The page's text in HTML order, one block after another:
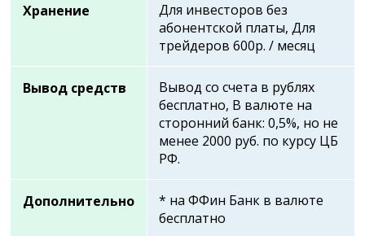
Хранение
Для инвесторов без
абонентской платы, Для
трейдеров 600р. / месяц
Вывод средств
Вывод со счета в рублях
бесплатно, В валюте на
сторонний банк: 0,5%, но не
менее 2000 руб. по курсу ЦБ
РФ.
Дополнительно
* на ФФин Банк в валюте
бесплатно